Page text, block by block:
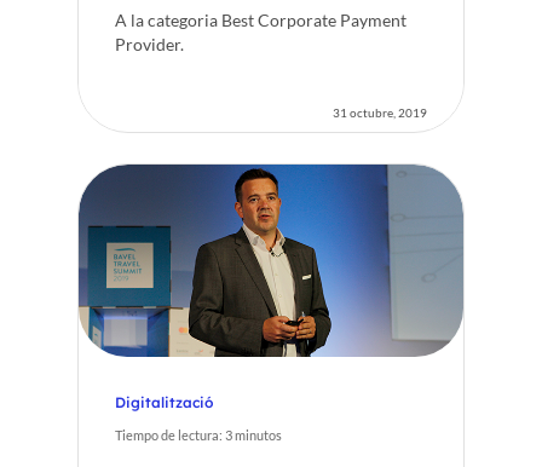
A la categoria Best Corporate Payment
Provider.
31 octubre, 2019
Digitalització
Tiempo de lectura: 3minutos